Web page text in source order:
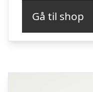
Gå til shop